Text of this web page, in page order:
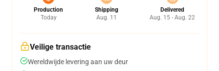
Production
Today
Shipping
Aug. 11
Delivered
Aug. 15 - Aug. 22
Veilige transactie
Wereldwijde levering aan uw deur